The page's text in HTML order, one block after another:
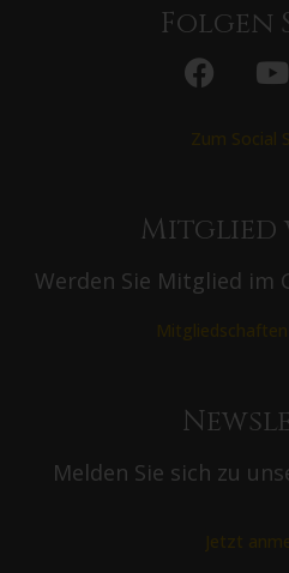
Bitte melden Sie sichhier
Folgen
Zum Social
Mitglied
Werden Sie Mitglied im
Mitgliedschaften
Melden Sie sich zu
Jetzt